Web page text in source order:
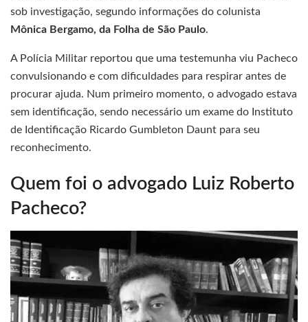
sob investigação, segundo informações do colunista
Mônica Bergamo, da Folha de São Paulo.
A Polícia Militar reportou que uma testemunha viu Pacheco
convulsionando e com dificuldades para respirar antes de
procurar ajuda. Num primeiro momento, o advogado estava
sem identificação, sendo necessário um exame do Instituto
de Identificação Ricardo Gumbleton Daunt para seu
reconhecimento.
Quem foi o advogado Luiz Roberto
Pacheco?